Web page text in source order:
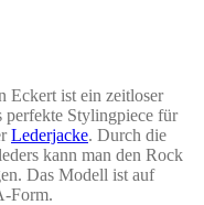
Eckert ist ein zeitloser
perfekte Stylingpiece für
Lederjacke. Durch die
kann man den Rock
Das Modell ist auf
Form.